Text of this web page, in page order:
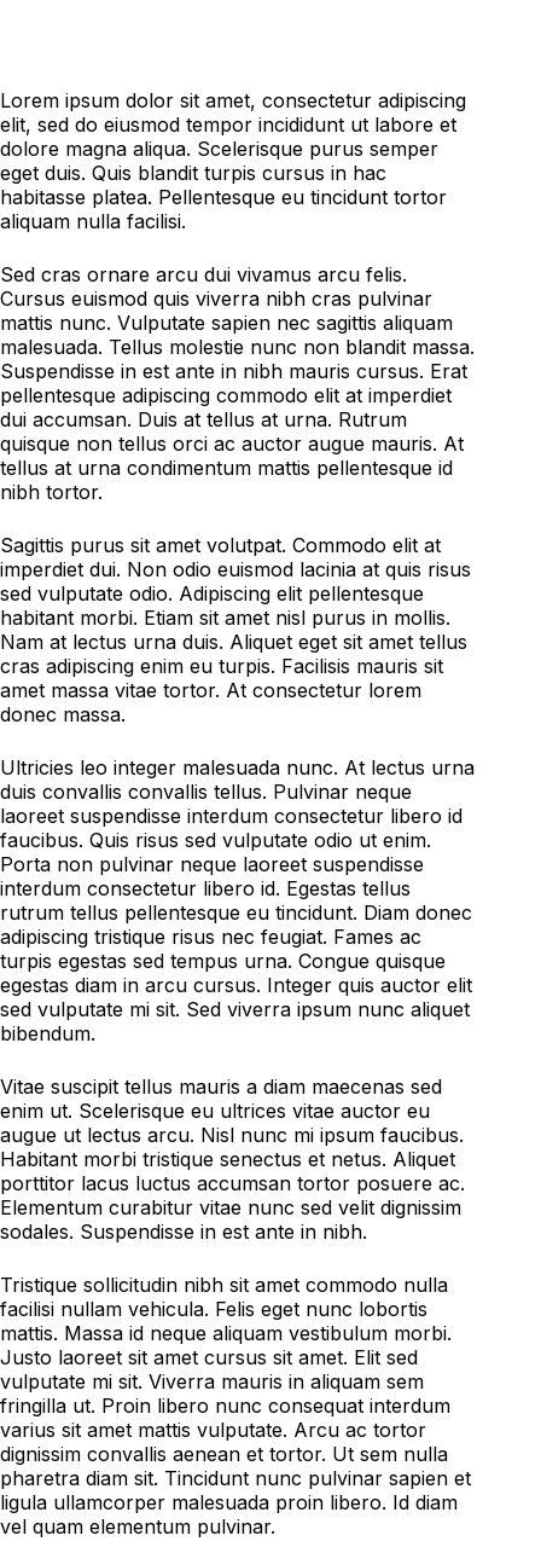
Lorem ipsum dolor sit amet, consectetur adipiscing
elit, sed do eiusmod tempor incididunt ut labore et
dolore magna aliqua. Scelerisque purus semper
eget duis. Quis blandit turpis cursus in hac
habitasse platea. Pellentesque eu tincidunt tortor
aliquam nulla facilisi.
Sed cras ornare arcu dui vivamus arcu felis.
Cursus euismod quis viverra nibh cras pulvinar
mattis nunc. Vulputate sapien nec sagittis aliquam
malesuada. Tellus molestie nunc non blandit massa.
Suspendisse in est ante in nibh mauris cursus. Erat
pellentesque adipiscing commodo elit at imperdiet
dui accumsan. Duis at tellus at urna. Rutrum
quisque non tellus orci ac auctor augue mauris. At
tellus at urna condimentum mattis pellentesque id
nibh tortor.
Sagittis purus sit amet volutpat. Commodo elit at
imperdiet dui. Non odio euismod lacinia at quis risus
sed vulputate odio. Adipiscing elit pellentesque
habitant morbi. Etiam sit amet nisl purus in mollis.
Nam at lectus urna duis. Aliquet eget sit amet tellus
cras adipiscing enim eu turpis. Facilisis mauris sit
amet massa vitae tortor. At consectetur lorem
donec massa.
Ultricies leo integer malesuada nunc. At lectus urna
duis convallis convallis tellus. Pulvinar neque
laoreet suspendisse interdum consectetur libero id
faucibus. Quis risus sed vulputate odio ut enim.
Porta non pulvinar neque laoreet suspendisse
interdum consectetur libero id. Egestas tellus
rutrum tellus pellentesque eu tincidunt. Diam donec
adipiscing tristique risus nec feugiat. Fames ac
turpis egestas sed tempus urna. Congue quisque
egestas diam in arcu cursus. Integer quis auctor elit
sed vulputate mi sit. Sed viverra ipsum nunc aliquet
bibendum.
Vitae suscipit tellus mauris a diam maecenas sed
enim ut. Scelerisque eu ultrices vitae auctor eu
augue ut lectus arcu. Nisl nunc mi ipsum faucibus.
Habitant morbi tristique senectus et netus. Aliquet
porttitor lacus luctus accumsan tortor posuere ac.
Elementum curabitur vitae nunc sed velit dignissim
sodales. Suspendisse in est ante in nibh.
Tristique sollicitudin nibh sit amet commodo nulla
facilisi nullam vehicula. Felis eget nunc lobortis
mattis. Massa id neque aliquam vestibulum morbi.
Justo laoreet sit amet cursus sit amet. Elit sed
vulputate mi sit. Viverra mauris in aliquam sem
fringilla ut. Proin libero nunc consequat interdum
varius sit amet mattis vulputate. Arcu ac tortor
dignissim convallis aenean et tortor. Ut sem nulla
pharetra diam sit. Tincidunt nunc pulvinar sapien et
ligula ullamcorper malesuada proin libero. Id diam
vel quam elementum pulvinar.